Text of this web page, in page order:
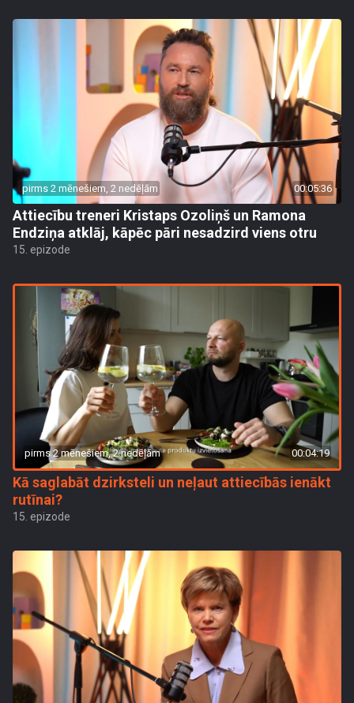
pirms 2 mēnešiem, 2 nedēļām 00:05:36
Attiecību treneri Kristaps Ozoliņš un Ramona
Endziņa atklāj, kāpēc pāri nesadzird viens otru
15. epizode
pirms 2 mēnešiem, 2 nedēļām 00:04:19
Kā saglabāt dzirksteli un neļaut attiecībās ienākt
rutīnai?
15. epizode